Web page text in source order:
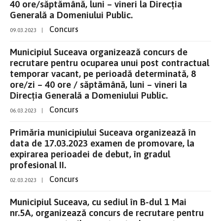
40 ore/săptămână, luni – vineri la Direcția
Generală a Domeniului Public.
09.03.2023 Concurs
Municipiul Suceava organizează concurs de
recrutare pentru ocuparea unui post contractual
temporar vacant, pe perioadă determinată, 8
ore/zi – 40 ore / săptămână, luni – vineri la
Direcția Generală a Domeniului Public.
06.03.2023 Concurs
Primăria municipiului Suceava organizează în
data de 17.03.2023 examen de promovare, la
expirarea perioadei de debut, în gradul
profesional II.
02.03.2023 Concurs
Municipiul Suceava, cu sediul în B-dul 1 Mai
nr.5A, organizează concurs de recrutare pentru